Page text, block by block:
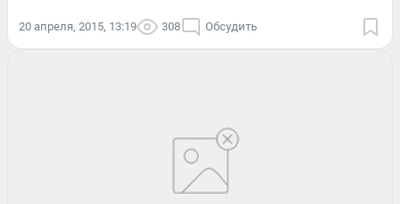
20 апреля, 2015, 13:19 308 Обсудить